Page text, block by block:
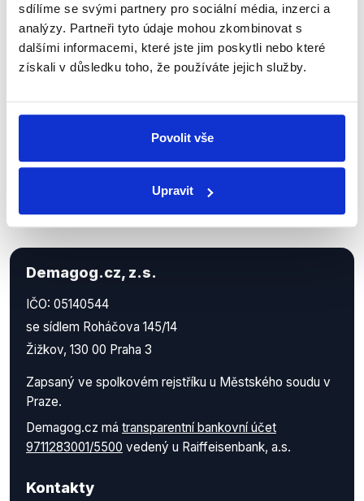
sdílíme se svými partnery pro sociální média, inzerci a
analýzy. Partneři tyto údaje mohou zkombinovat s
dalšími informacemi, které jste jim poskytli nebo které
získali v důsledku toho, že používáte jejich služby.
Povolit vše
Upravit
Nenechte si ujít nejnovější události
z Demagog.cz. Sdílením našich
příspěvků přátelům podpoříte naši
Demagog.cz, z.s.
IČO: 05140544
se sídlem Roháčova 145/14
Žižkov, 130 00 Praha 3
Zapsaný ve spolkovém rejstříku u Městského soudu v
Praze.
Demagog.cz má transparentní bankovní účet
9711283001/5500 vedený u Raiffeisenbank, a.s.
Kontakty